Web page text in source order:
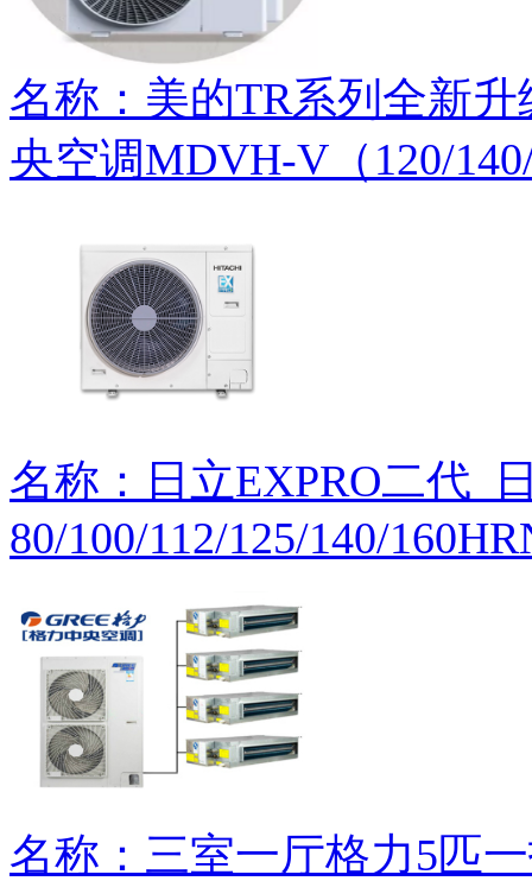
名称：美的TR系列全新
央空调MDVH-V（120/
名称：日立EXPRO二代_
80/100/112/125/140/
名称：三室一厅格力5匹